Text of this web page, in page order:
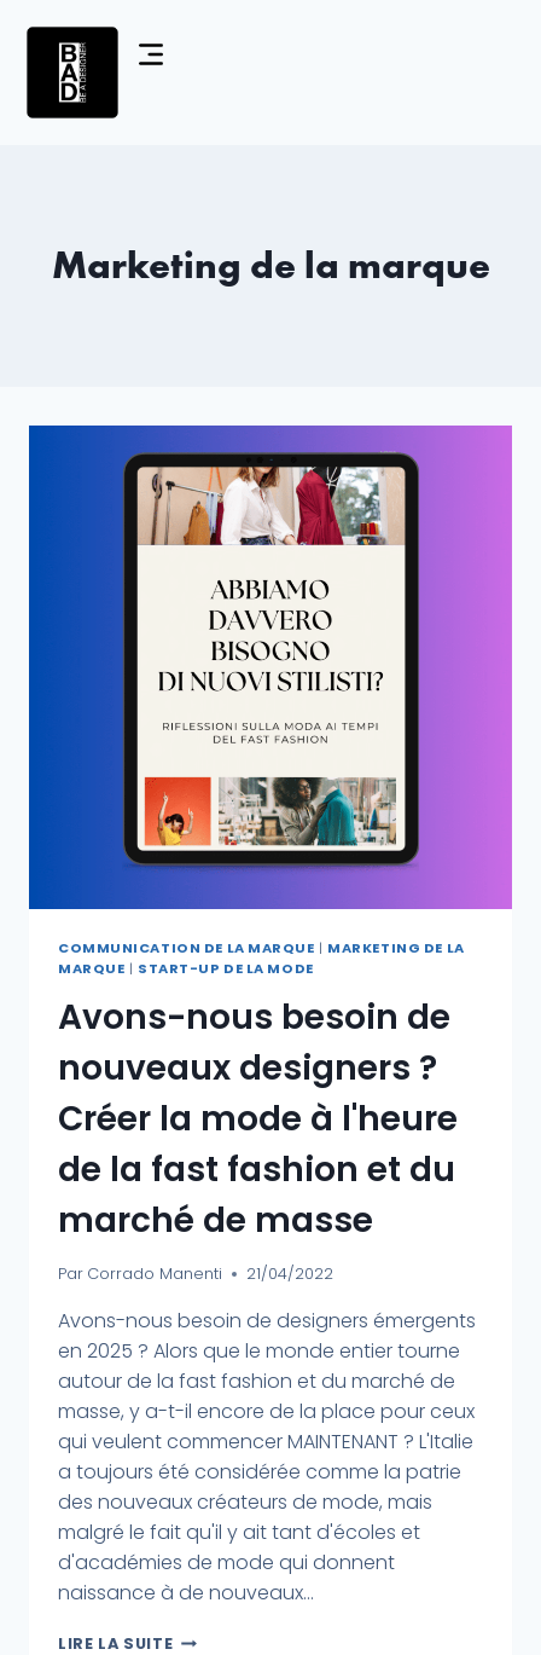
Marketing de la marque
COMMUNICATION DE LA MARQUE | MARKETING DE LA
MARQUE | START-UP DE LA MODE
Avons-nous besoin de
nouveaux designers ?
Créer la mode à l'heure
de la fast fashion et du
marché de masse
Par Corrado Manenti 21/04/2022
Avons-nous besoin de designers émergents
en 2025 ? Alors que le monde entier tourne
autour de la fast fashion et du marché de
masse, y a-t-il encore de la place pour ceux
qui veulent commencer MAINTENANT ? L'Italie
a toujours été considérée comme la patrie
des nouveaux créateurs de mode, mais
malgré le fait qu'il y ait tant d'écoles et
d'académies de mode qui donnent
naissance à de nouveaux...
LIRE LA SUITE